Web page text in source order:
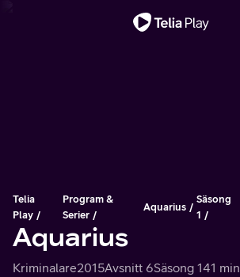
Telia
Play
Program &
Serier
Aquarius
Säsong
1
Aquarius
Kriminalare2015Avsnitt 6Säsong 141 min